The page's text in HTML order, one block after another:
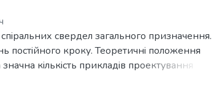
свердел загального призначення.
постiйного кроку. Теоретичнi положення
кiлькiсть прикладiв проектування
осьового iнструмента. Для викладачiв